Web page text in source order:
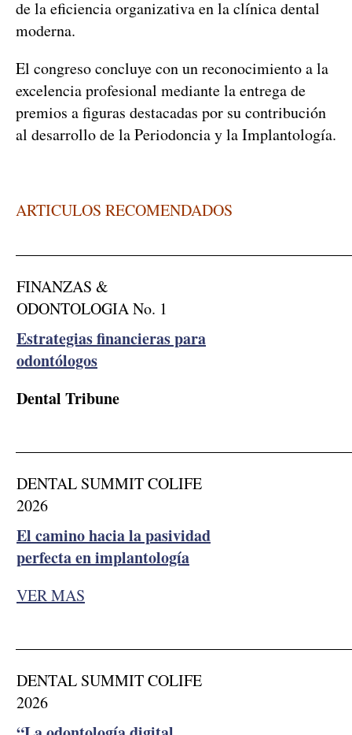
de la eficiencia organizativa en la clínica dental
moderna.
El congreso concluye con un reconocimiento a la
excelencia profesional mediante la entrega de
premios a figuras destacadas por su contribución
al desarrollo de la Periodoncia y la Implantología.
ARTICULOS RECOMENDADOS
FINANZAS &
ODONTOLOGIA No. 1
Estrategias financieras para
odontólogos
Dental Tribune
DENTAL SUMMIT COLIFE
2026
El camino hacia la pasividad
perfecta en implantología
VER MAS
DENTAL SUMMIT COLIFE
2026